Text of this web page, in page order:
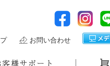
お問い合わせ